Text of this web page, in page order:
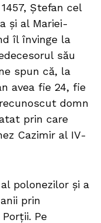
Ștefan cel
și al Mariei-
îl învinge la
său
spun că, la
avea fie 24, fie
domn
prin care
Cazimir al IV-
polonezilor și a
prin
Pe